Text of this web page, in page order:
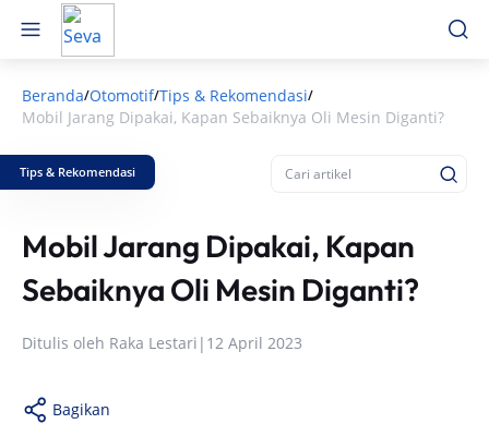
Beranda/Otomotif/Tips & Rekomendasi/
Mobil Jarang Dipakai, Kapan Sebaiknya Oli Mesin Diganti?
Tips & Rekomendasi
Mobil Jarang Dipakai, Kapan
Sebaiknya Oli Mesin Diganti?
Ditulis oleh Raka Lestari | 12 April 2023
Bagikan